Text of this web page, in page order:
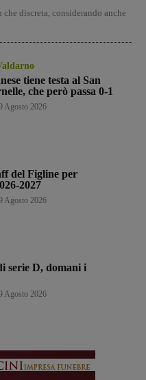
discreta, considerando anche
tiene testa al San
che però passa 0-1
Agosto 2026
del Figline per
2027
Agosto 2026
serie D, domani i
Agosto 2026